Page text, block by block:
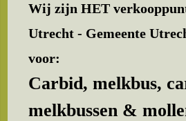
Wij zijn HET
Utrecht - Gemeente
voor:
Carbid, melkbus,
melkbussen &